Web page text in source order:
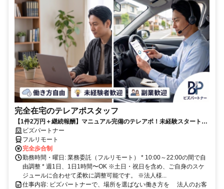
完全在宅のテレアポスタッフ
【1件2万円＋継続報酬】マニュアル完備のテレアポ！未経験スタートの
副業スタッフ活躍中／丁寧なフォロー体制あり
ビズパートナー
フルリモート
完全歩合制
勤務時間・曜日: 業務委託（フルリモート） * 10:00～22:00の間で自
由調整 * 週1日、1日1時間〜OK ※土日・祝日を含め、ご自身のスケ
ジュールに合わせて柔軟に調整可能です。 ※法人様...
仕事内容: ビズパートナーで、場所を選ばない働き方を 法人のお客